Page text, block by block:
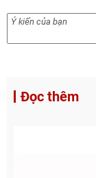
Đọc thêm